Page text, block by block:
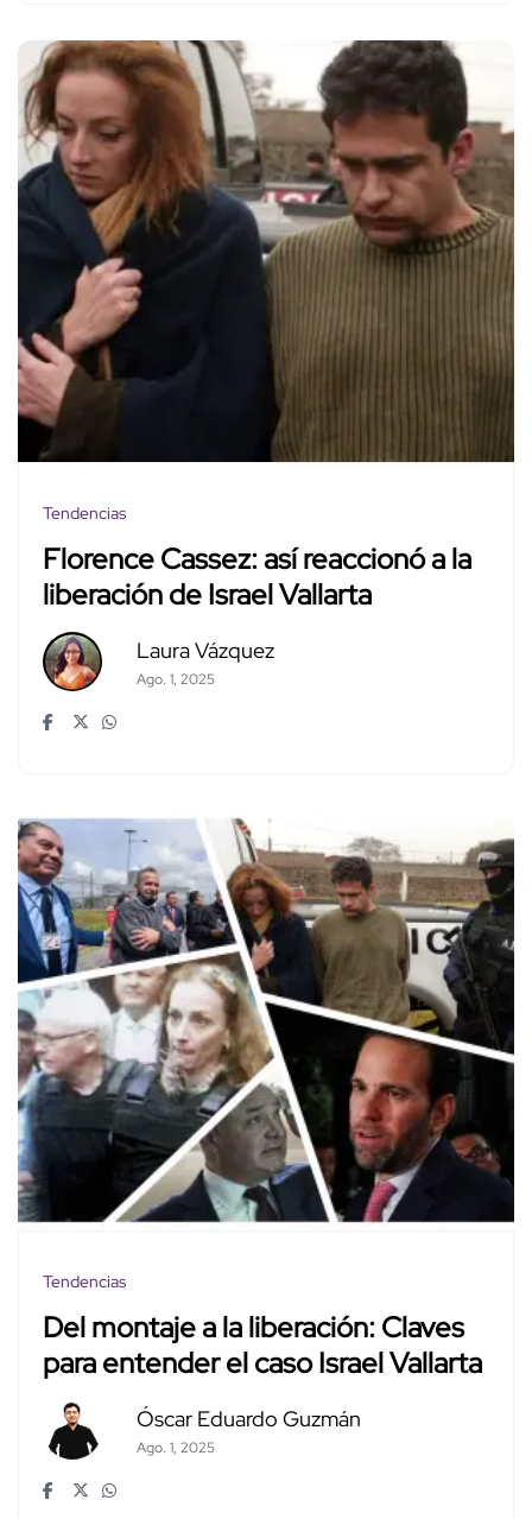
Tendencias
Florence Cassez: así reaccionó a la
liberación de Israel Vallarta
Laura Vázquez
Ago. 1, 2025
Tendencias
Del montaje a la liberación: Claves
para entender el caso Israel Vallarta
Óscar Eduardo Guzmán
Ago. 1, 2025